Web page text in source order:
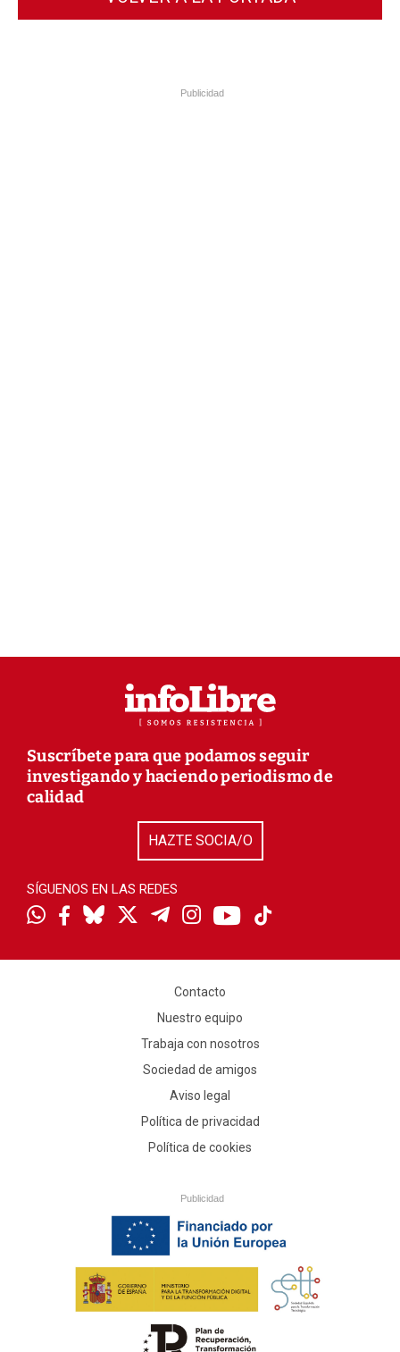
Publicidad
Suscríbete para que podamos seguir
investigando y haciendo periodismo de
calidad
HAZTE SOCIA/O
SÍGUENOS EN LAS REDES
Contacto
Nuestro equipo
Trabaja con nosotros
Sociedad de amigos
Aviso legal
Política de privacidad
Política de cookies
Publicidad